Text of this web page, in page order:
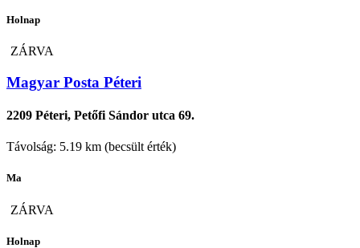
Holnap
ZÁRVA
Magyar Posta Péteri
2209 Péteri, Petőfi Sándor utca 69.
Távolság: 5.19 km (becsült érték)
Ma
ZÁRVA
Holnap